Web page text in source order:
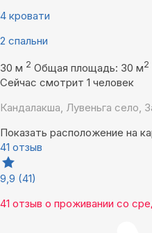
4 кровати
2 спальни
30 м 2 Общая площадь: 30 м2
Сейчас смотрит 1 человек
Кандалакша, Лувеньга село,
Показать расположение на
41 отзыв
9,9 (41)
41 отзыв о проживании со